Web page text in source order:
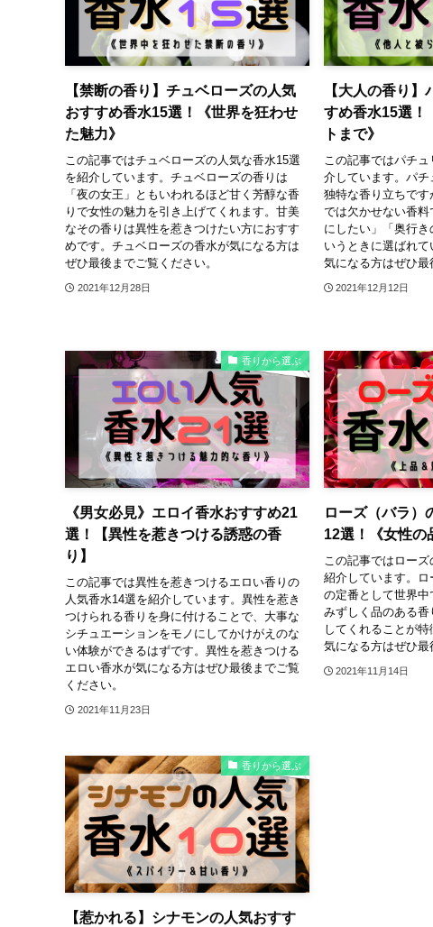
【禁断の香り】チュベローズの人気
おすすめ香水15選！《世界を狂わせ
た魅力》
この記事ではチュベローズの人気な香水15選
を紹介しています。チュベローズの香りは
「夜の女王」ともいわれるほど甘く芳醇な香
りで女性の魅力を引き上げてくれます。甘美
なその香りは異性を惹きつけたい方におすす
めです。チュベローズの香水が気になる方は
ぜひ最後までご覧ください。
2021年12月28日
【大人の香り
すめ香水15選！
トまで》
この記事ではパチ
介しています。パ
独特な香り立ちで
では欠かせない香料
にしたい」「奥行
いうときに選ばれ
気になる方はぜひ最
2021年12月12日
香りから選ぶ
《男女必見》エロイ香水おすすめ21
選！【異性を惹きつける誘惑の香
り】
この記事では異性を惹きつけるエロい香りの
人気香水14選を紹介しています。異性を惹き
つけられる香りを身に付けることで、大事な
シチュエーションをモノにしてかけがえのな
い体験ができるはずです。異性を惹きつける
エロい香水が気になる方はぜひ最後までご覧
ください。
2021年11月23日
ローズ（バラ）
12選！《女性の
この記事ではロー
紹介しています。
の定番として世界
みずしく品のある
してくれることが
気になる方はぜひ最
2021年11月14日
香りから選ぶ
【惹かれる】シナモンの人気おすす